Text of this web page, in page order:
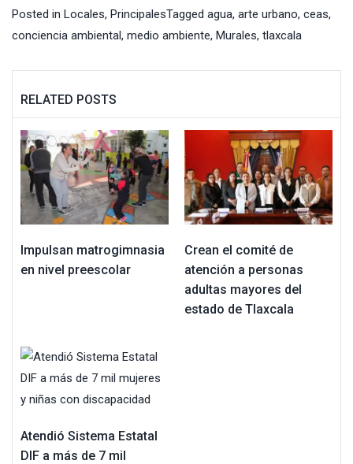
Posted in Locales, PrincipalesTagged agua, arte urbano, ceas,
conciencia ambiental, medio ambiente, Murales, tlaxcala
RELATED POSTS
Impulsan matrogimnasia
en nivel preescolar
Crean el comité de
atención a personas
adultas mayores del
estado de Tlaxcala
Atendió Sistema Estatal
DIF a más de 7 mil